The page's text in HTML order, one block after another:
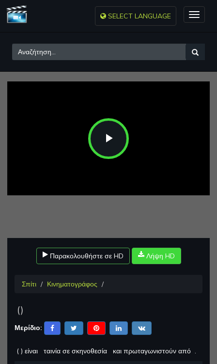
Toggle
SELECT LANGUAGE
Play
Video
Παρακολουθήστε σε HD Λήψη HD
Σπίτι Κινηματογράφος
()
Μερίδιο:
( ) είναι ταινία σε σκηνοθεσία και πρωταγωνιστούν από .